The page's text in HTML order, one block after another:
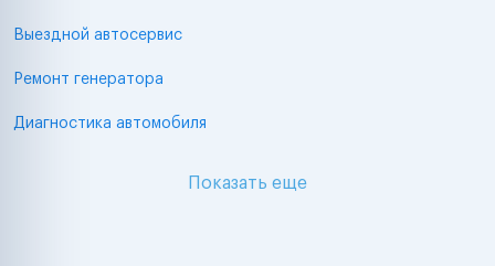
Выездной автосервис
Ремонт генератора
Диагностика автомобиля
Показать еще